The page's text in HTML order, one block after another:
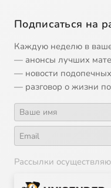
Подписаться на
Каждую неделю в
— анонсы лучших
— новости
— разговор о жизни
Рассылки